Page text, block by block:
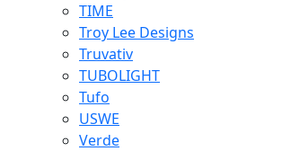
TIME
Troy Lee Designs
Truvativ
TUBOLIGHT
Tufo
USWE
Verde